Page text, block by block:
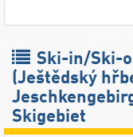
Ski-in/Ski-
(Ještědský
Skigebiet